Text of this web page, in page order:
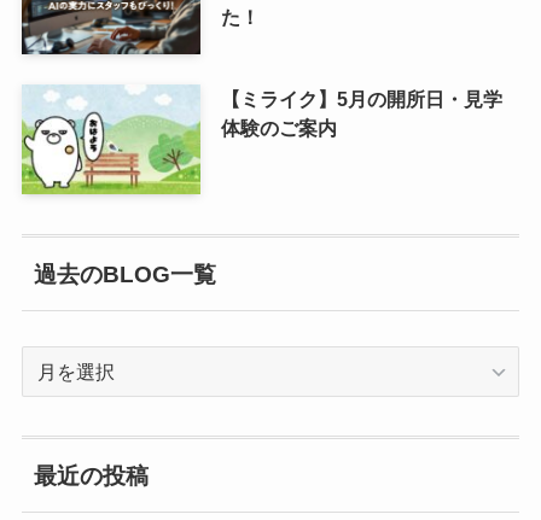
た！
【ミライク】5月の開所日・見学
体験のご案内
過去のBLOG一覧
一
覧
最近の投稿